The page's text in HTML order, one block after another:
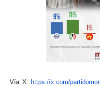
Vía X: https://x.com/